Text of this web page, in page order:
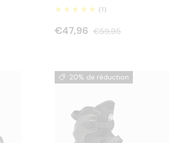
(1)
€47,96 €59,95
20% de réduction